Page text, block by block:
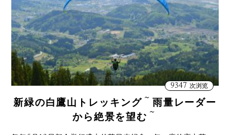
9347 次浏览
新緑の白鷹山トレッキング～雨量レーダー
から絶景を望む～